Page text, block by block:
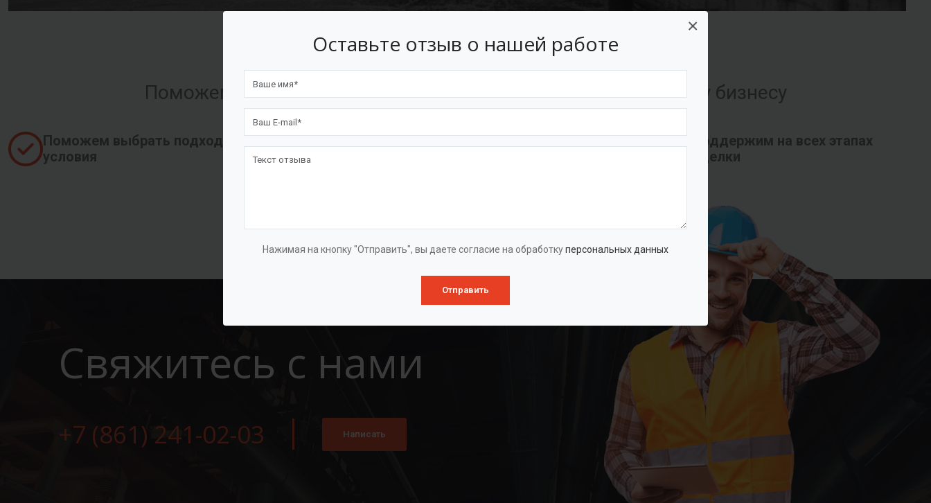
Оставьте отзыв о нашей работе
Нажимая на кнопку "Отправить", вы даете согласие на обработкуперсональных данных
Отправить
×
Поможем оформить лизинг на условиях, подходящих вашему бизнесу
Поможем выбрать подходящие
условия
Оформим документы и договор
Поддержим на всех этапах
сделки
Свяжитесь с нами
+7 (861) 241-02-03 Написать